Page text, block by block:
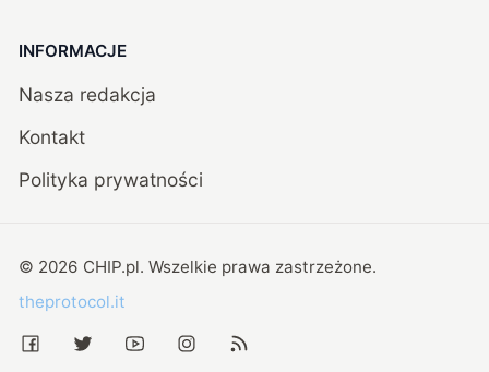
INFORMACJE
Nasza redakcja
Kontakt
Polityka prywatności
© 2026 CHIP.pl. Wszelkie prawa zastrzeżone.
theprotocol.it